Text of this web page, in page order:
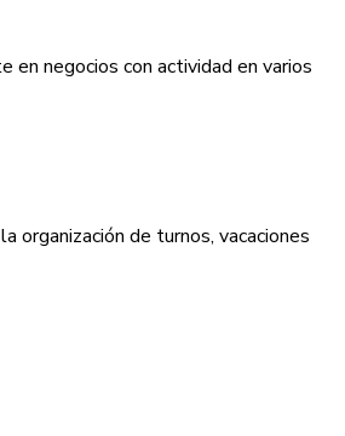
en negocios con actividad en varios
organización de turnos, vacaciones